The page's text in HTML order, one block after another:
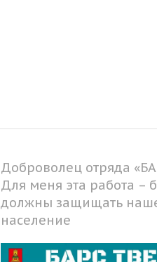
Доброволец отряда
Для меня эта работа –
должны защищать
население